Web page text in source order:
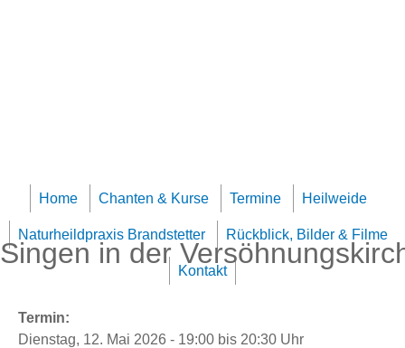
Home Chanten & Kurse Termine Heilweide
Naturheildpraxis Brandstetter Rückblick, Bilder & Filme
Kontakt
Singen in der
Termin:
Dienstag, 12. Mai 2026 - 19:00 bis 20:30 Uhr